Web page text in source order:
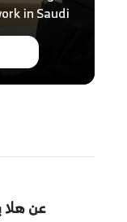
in Saudi.
عن هلا